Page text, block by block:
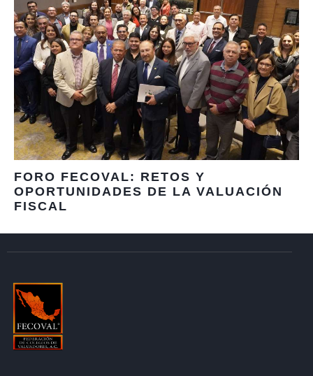
FORO FECOVAL: RETOS Y
OPORTUNIDADES DE LA VALUACIÓN
FISCAL